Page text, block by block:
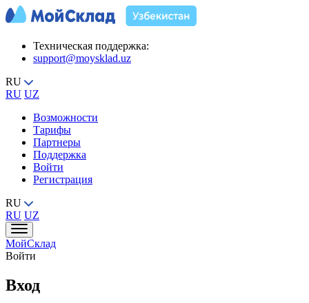
Техническая поддержка:
support@moysklad.uz
RU
RU UZ
Возможности
Тарифы
Партнеры
Поддержка
Войти
Регистрация
RU
RU UZ
МойСклад
Войти
Вход